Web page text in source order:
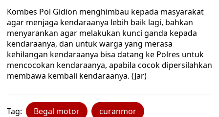
Kombes Pol Gidion menghimbau kepada masyarakat
agar menjaga kendaraanya lebih baik lagi, bahkan
menyarankan agar melakukan kunci ganda kepada
kendaraanya, dan untuk warga yang merasa
kehilangan kendaraanya bisa datang ke Polres untuk
mencocokan kendaraanya, apabila cocok dipersilahkan
membawa kembali kendaraanya. (Jar)
Tag: Begal motor curanmor